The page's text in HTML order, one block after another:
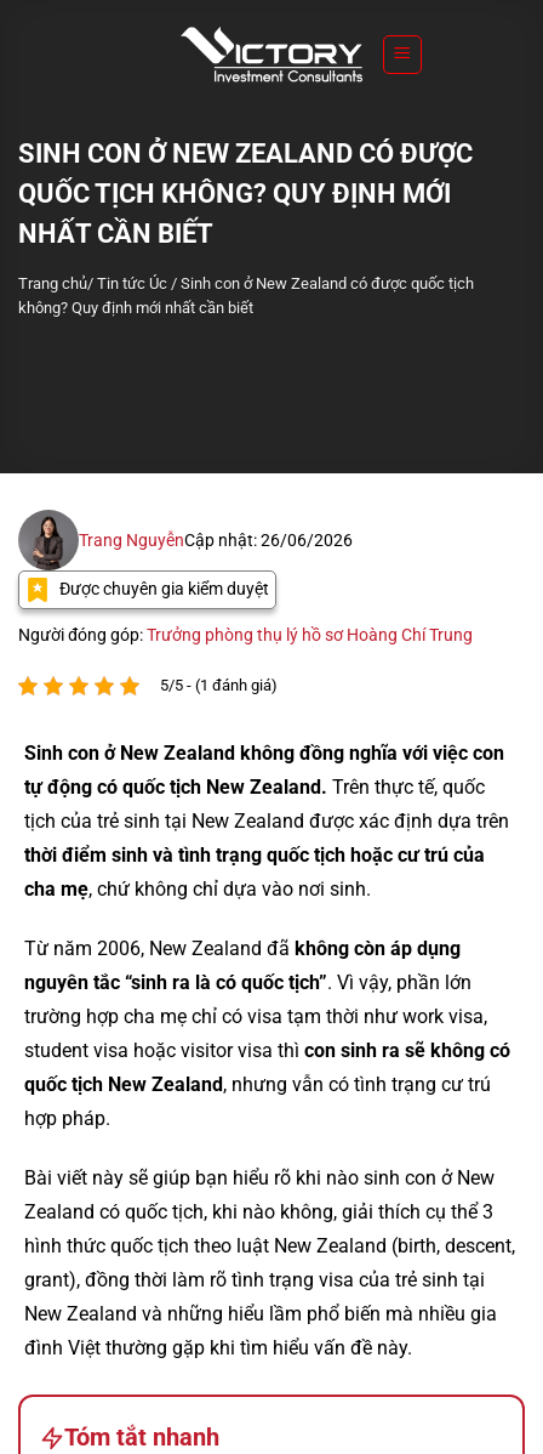
SINH CON Ở NEW ZEALAND CÓ ĐƯỢC
QUỐC TỊCH KHÔNG? QUY ĐỊNH MỚI
NHẤT CẦN BIẾT
Trang chủ/ Tin tức Úc / Sinh con ở New Zealand có được quốc tịch
không? Quy định mới nhất cần biết
Trang NguyễnCập nhật: 26/06/2026
Được chuyên gia kiểm duyệt
Người đóng góp:Trưởng phòng thụ lý hồ sơ Hoàng Chí Trung
5/5 - (1 đánh giá)
Sinh con ở New Zealand không đồng nghĩa với việc con
tự động có quốc tịch New Zealand. Trên thực tế, quốc
tịch của trẻ sinh tại New Zealand được xác định dựa trên
thời điểm sinh và tình trạng quốc tịch hoặc cư trú của
cha mẹ, chứ không chỉ dựa vào nơi sinh.
Từ năm 2006, New Zealand đã không còn áp dụng
nguyên tắc “sinh ra là có quốc tịch”. Vì vậy, phần lớn
trường hợp cha mẹ chỉ có visa tạm thời như work visa,
student visa hoặc visitor visa thì con sinh ra sẽ không có
quốc tịch New Zealand, nhưng vẫn có tình trạng cư trú
hợp pháp.
Bài viết này sẽ giúp bạn hiểu rõ khi nào sinh con ở New
Zealand có quốc tịch, khi nào không, giải thích cụ thể 3
hình thức quốc tịch theo luật New Zealand (birth, descent,
grant), đồng thời làm rõ tình trạng visa của trẻ sinh tại
New Zealand và những hiểu lầm phổ biến mà nhiều gia
đình Việt thường gặp khi tìm hiểu vấn đề này.
Tóm tắt nhanh